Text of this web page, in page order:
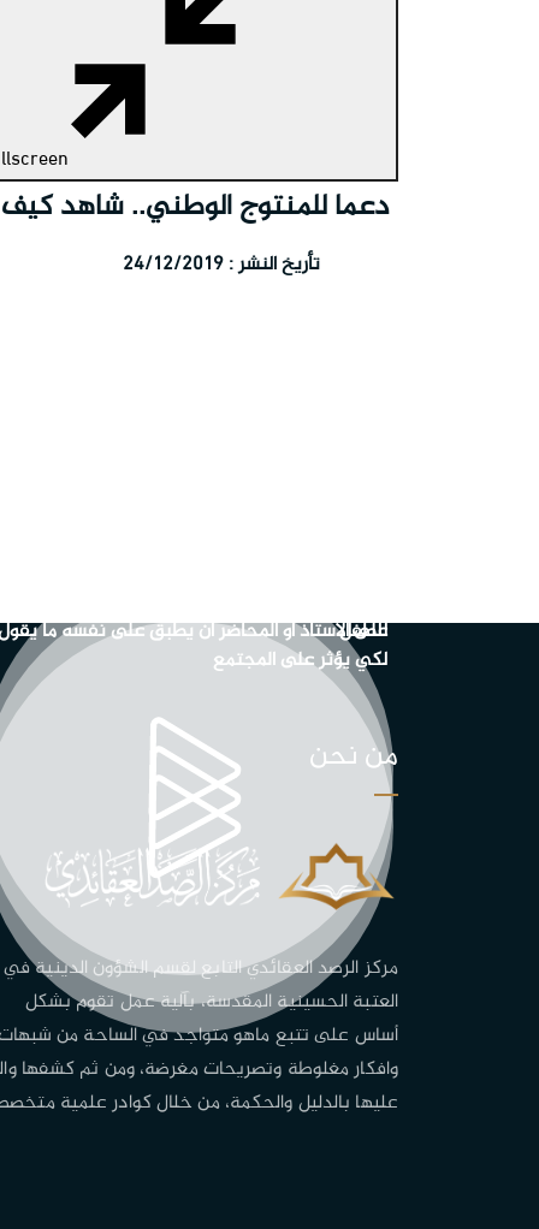
دعما للمنتوج الوطني.. شاهد
تأريخ النشر : 24/12/2019
للطفل
على الاستاذ او المحاضر ان يطبق على نفسه ما
لكي يؤثر على المجتمع
من نحن
مركز الرصد العقائدي التابع لقسم الشؤون الدينية في
العتبة الحسينية المقدسة، بآلية عمل تقوم بشكل
أساس على تتبع ماهو متواجد في الساحة من
وافكار مغلوطة وتصريحات مغرضة، ومن ثم كشفها
عليها بالدليل والحكمة، من خلال كوادر علمية